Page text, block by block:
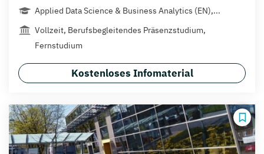
Applied Data Science & Business Analytics (EN),...
Vollzeit, Berufsbegleitendes Präsenzstudium,
Fernstudium
Kostenloses Infomaterial